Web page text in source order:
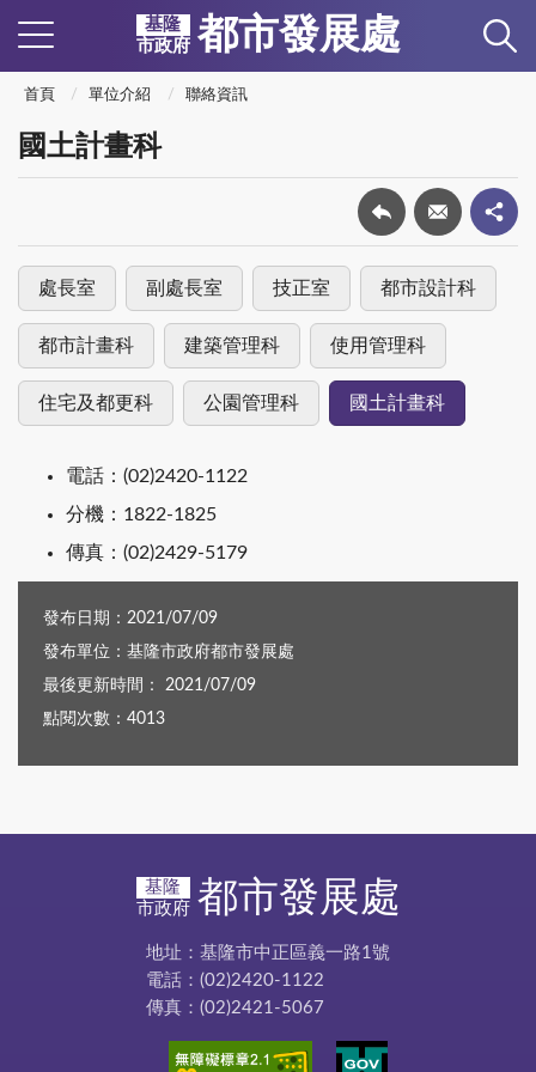
基隆
市政府 都市發展處
首頁 單位介紹 聯絡資訊
國土計畫科
處長室 副處長室 技正室 都市設計科
都市計畫科 建築管理科 使用管理科
住宅及都更科 公園管理科 國土計畫科
電話：(02)2420-1122
分機：1822-1825
傳真：(02)2429-5179
發布日期：2021/07/09
發布單位：基隆市政府都市發展處
最後更新時間： 2021/07/09
點閱次數：4013
基隆
市政府 都市發展處
地址：基隆市中正區義一路1號
電話：(02)2420-1122
傳真：(02)2421-5067